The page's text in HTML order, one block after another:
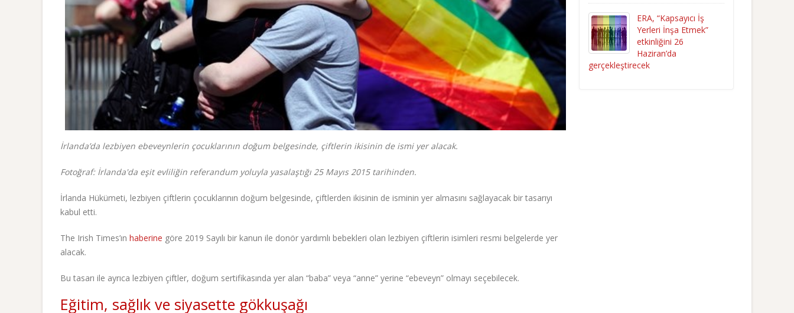
İrlanda’da lezbiyen ebeveynlerin çocuklarının doğum belgesinde, çiftlerin ikisinin de ismi yer alacak.
Fotoğraf: İrlanda'da eşit evliliğin referandum yoluyla yasalaştığı 25 Mayıs 2015 tarihinden.
İrlanda Hükümeti, lezbiyen çiftlerin çocuklarının doğum belgesinde, çiftlerden ikisinin de isminin yer almasını sağlayacak bir tasarıyı
kabul etti.
The Irish Times’ın haberine göre 2019 Sayılı bir kanun ile donör yardımlı bebekleri olan lezbiyen çiftlerin isimleri resmi belgelerde yer
alacak.
Bu tasarı ile ayrıca lezbiyen çiftler, doğum sertifikasında yer alan “baba” veya “anne” yerine “ebeveyn” olmayı seçebilecek.
Eğitim, sağlık ve siyasette gökkuşağı
ERA, “Kapsayıcı İş
Yerleri İnşa Etmek”
etkinliğini 26
Haziran’da
gerçekleştirecek